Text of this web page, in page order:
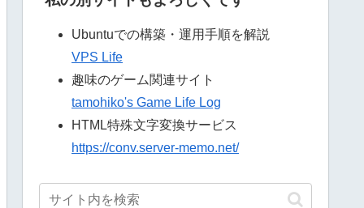
Ubuntuでの構築・運用手順を解説
VPS Life
趣味のゲーム関連サイト
tamohiko's Game Life Log
HTML特殊文字変換サービス
https://conv.server-memo.net/